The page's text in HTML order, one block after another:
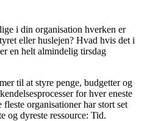
i din organisation hverken er
eller huslejen? Hvad hvis det i
en helt almindelig tirsdag
til at styre penge, budgetter og
for hver eneste
organisationer har stort set
og dyreste ressource: Tid.